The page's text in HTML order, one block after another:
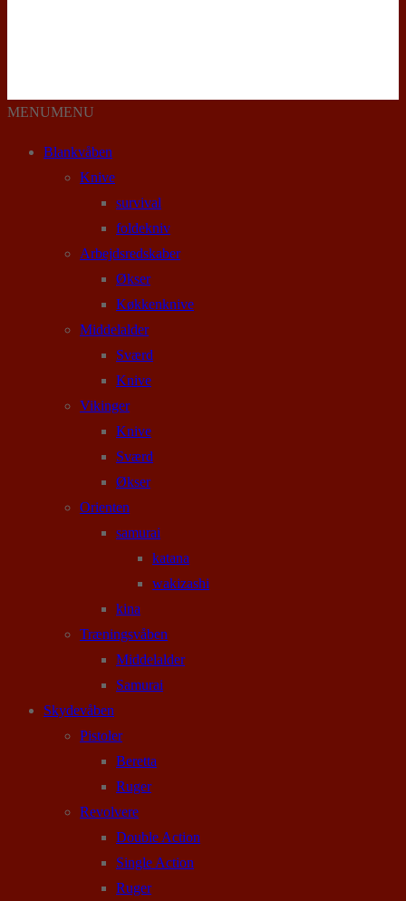
MENUMENU
Blankvåben
Knive
survival
foldekniv
Arbejdsredskaber
Økser
Køkkenknive
Middelalder
Sværd
Knive
Vikinger
Knive
Sværd
Økser
Orienten
samurai
katana
wakizashi
kina
Træningsvåben
Middelalder
Samurai
Skydevåben
Pistoler
Beretta
Ruger
Revolvere
Double Action
Single Action
Ruger